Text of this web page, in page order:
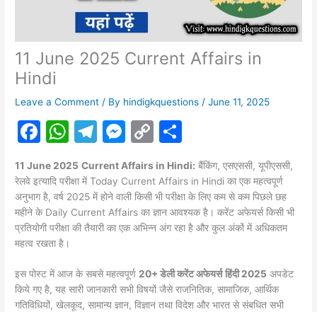
11 June 2025 Current Affairs in
Hindi
Leave a Comment / By hindigkquestions /June 11, 2025
F
c
e
b
o
o
k
W
at
s
A
p
T
e
gr
a
M
s
s
e
g
er
C
p
y
Li
k
ar
e
11 June 2025 Current Affairs in Hindi: बैंकिंग, एसएससी, यूपीएससी,
रेलवे इत्यादि परीक्षा में Today Current Affairs in Hindi का एक महत्वपूर्ण
अनुभाग है, वर्ष 2025 में होने वाली किसी भी परीक्षा के लिए कम से कम पिछले छह
महीने के Daily Current Affairs का ज्ञान आवश्यक है। करेंट अफेयर्स किसी भी
प्रतियोगी परीक्षा की तैयारी का एक अभिन्न अंग रहा है और कुल अंकों में अधिकतम
महत्व रखता है।
इस पोस्ट में आज के सबसे महत्वपूर्ण20+ डेली करेंट अफेयर्स हिंदी 2025 अपडेट
किये गए है, यह सारी जानकारी सभी विषयों जैसे राजनितिक, सामाजिक, आर्थिक
गतिविधियों, खेलकूद, सामान्य ज्ञान, विज्ञान तथा विदेश और भारत से संबधित सभी